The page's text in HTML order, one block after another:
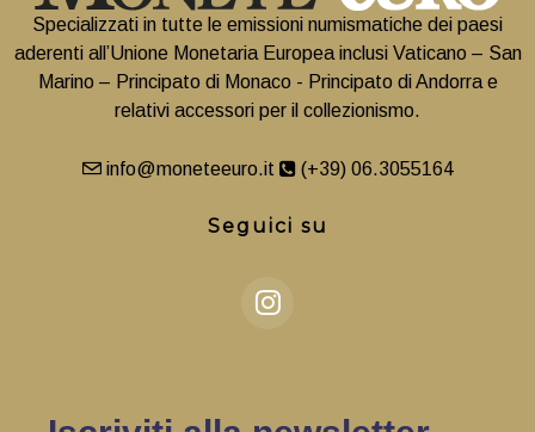
Specializzati in tutte le emissioni numismatiche dei paesi
aderenti all’Unione Monetaria Europea inclusi Vaticano – San
Marino – Principato di Monaco - Principato di Andorra e
relativi accessori per il collezionismo.
info@moneteeuro.it (+39) 06.3055164
Seguici su